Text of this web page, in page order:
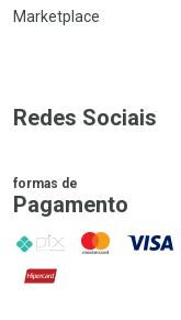
Marketplace
Redes Sociais
formas de
Pagamento
PIX MasterCard
VISA
Hipercard